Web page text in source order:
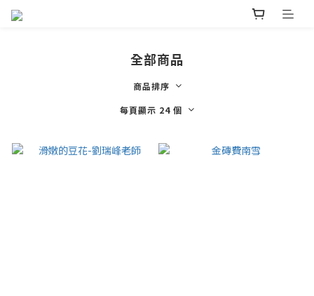
全部商品
商品排序
每頁顯示 24 個